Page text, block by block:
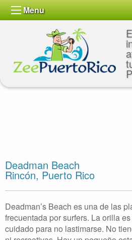
Menu
Deadman Beach
Rincón, Puerto Rico
Deadman’s Beach es una de las
frecuentada por surfers. La orilla
cuidado para no lastimarse. No